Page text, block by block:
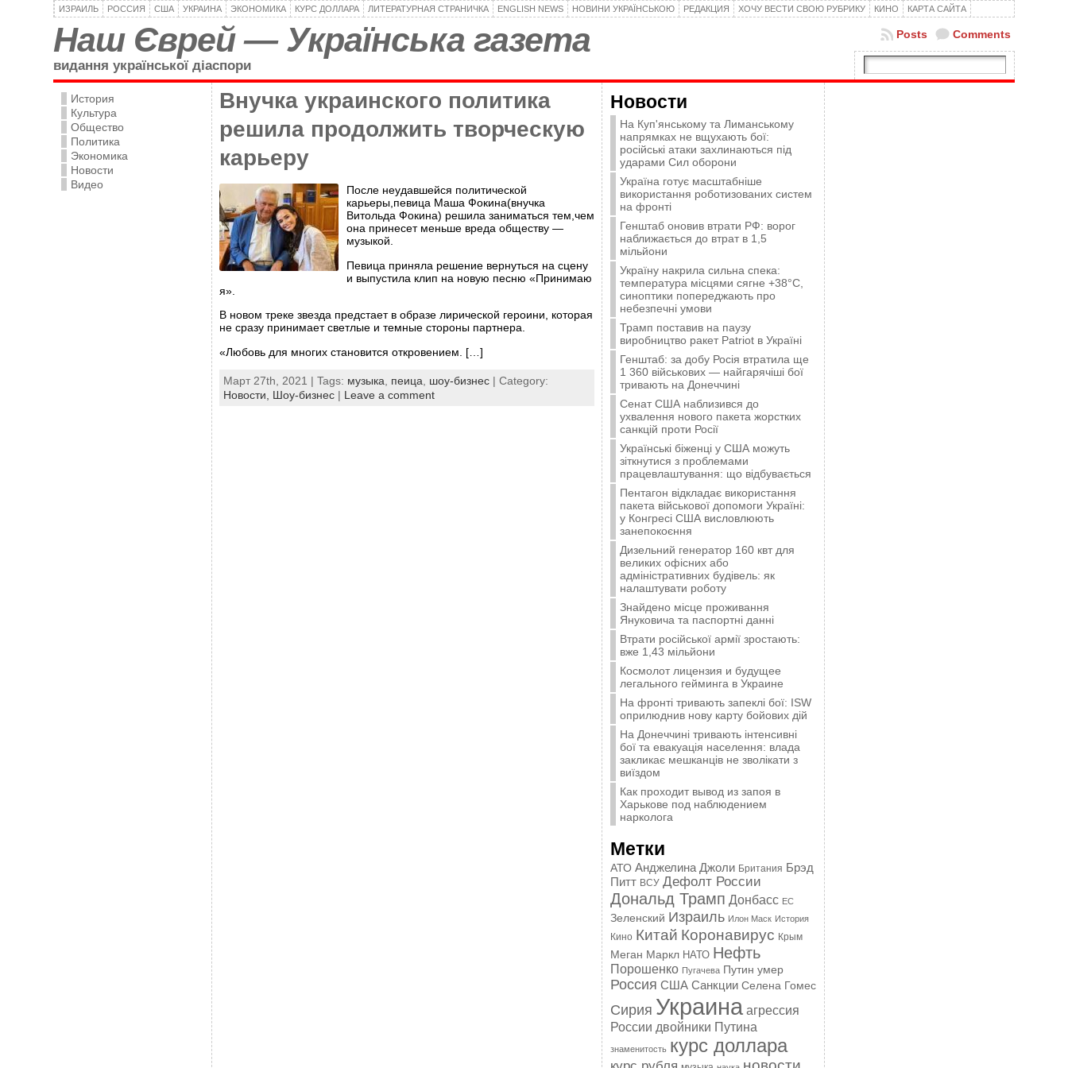
ИЗРАИЛЬ РОССИЯ США УКРАИНА ЭКОНОМИКА КУРС ДОЛЛАРА ЛИТЕРАТУРНАЯ СТРАНИЧКА ENGLISH NEWS НОВИНИ УКРАЇНСЬКОЮ РЕДАКЦИЯ ХОЧУ ВЕСТИ СВОЮ РУБРИКУ КИНО КАРТА САЙТА
Наш Єврей — Українська газета
видання української діаспори
Comments
Posts
История
Культура
Общество
Политика
Экономика
Новости
Видео
Внучка украинского политика
решила продолжить творческую
карьеру
После неудавшейся политической
карьеры,певица Маша Фокина(внучка
Витольда Фокина) решила заниматься тем,чем
она принесет меньше вреда обществу —
музыкой.
Певица приняла решение вернуться на сцену
и выпустила клип на новую песню «Принимаю
я».
В новом треке звезда предстает в образе лирической героини, которая
не сразу принимает светлые и темные стороны партнера.
«Любовь для многих становится откровением. […]
Март 27th, 2021 | Tags: музыка пеица шоу-бизнес | Category:
Новости, Шоу-бизнес | Leave a comment
Новости
На Куп'янському та Лиманському
напрямках не вщухають бої:
російські атаки захлинаються під
ударами Сил оборони
Україна готує масштабніше
використання роботизованих систем
на фронті
Генштаб оновив втрати РФ: ворог
наближається до втрат в 1,5
мільйони
Україну накрила сильна спека:
температура місцями сягне +38°C,
синоптики попереджають про
небезпечні умови
Трамп поставив на паузу
виробництво ракет Patriot в Україні
Генштаб: за добу Росія втратила ще
1 360 військових — найгарячіші бої
тривають на Донеччині
Сенат США наблизився до
ухвалення нового пакета жорстких
санкцій проти Росії
Українські біженці у США можуть
зіткнутися з проблемами
працевлаштування: що відбувається
Пентагон відкладає використання
пакета військової допомоги Україні:
у Конгресі США висловлюють
занепокоєння
Дизельний генератор 160 квт для
великих офісних або
адміністративних будівель: як
налаштувати роботу
Знайдено місце проживання
Януковича та паспортні данні
Втрати російської армії зростають:
вже 1,43 мільйони
Космолот лицензия и будущее
легального гейминга в Украине
На фронті тривають запеклі бої: ISW
оприлюднив нову карту бойових дій
На Донеччині тривають інтенсивні
бої та евакуація населення: влада
закликає мешканців не зволікати з
виїздом
Как проходит вывод из запоя в
Харькове под наблюдением
нарколога
Метки
АТО Анджелина Джоли Британия Брэд
Питт ВСУ Дефолт России
Дональд Трамп Донбасс ЕС
Зеленский Израиль Илон Маск История
Кино Китай Коронавирус Крым
Меган Маркл НАТО Нефть
Порошенко Пугачева Путин умер
Россия США Санкции Селена Гомес
Сирия Украина агрессия
России двойники Путина
знаменитость курс доллара